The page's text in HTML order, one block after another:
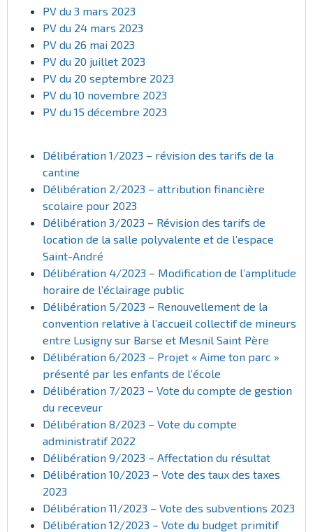
PV du 3 mars 2023
PV du 24 mars 2023
PV du 26 mai 2023
PV du 20 juillet 2023
PV du 20 septembre 2023
PV du 10 novembre 2023
PV du 15 décembre 2023
Délibération 1/2023 – révision des tarifs de la
cantine
Délibération 2/2023 – attribution financière
scolaire pour 2023
Délibération 3/2023 – Révision des tarifs de
location de la salle polyvalente et de l’espace
Saint-André
Délibération 4/2023 – Modification de l’amplitude
horaire de l’éclairage public
Délibération 5/2023 – Renouvellement de la
convention relative à l’accueil collectif de mineurs
entre Lusigny sur Barse et Mesnil Saint Père
Délibération 6/2023 – Projet « Aime ton parc »
présenté par les enfants de l’école
Délibération 7/2023 – Vote du compte de gestion
du receveur
Délibération 8/2023 – Vote du compte
administratif 2022
Délibération 9/2023 – Affectation du résultat
Délibération 10/2023 – Vote des taux des taxes
2023
Délibération 11/2023 – Vote des subventions 2023
Délibération 12/2023 – Vote du budget primitif